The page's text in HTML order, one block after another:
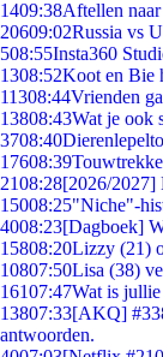
1409:38Aftellen naar
20609:02Russia vs
508:55Insta360
1308:52Koot en Bie
11308:44Vrienden
13808:43Wat je ook
3708:40
17608:39
2108:28[2026/2027]
15008:25"Niche"-
4008:23[Dagboek]
15808:20Lizzy (21)
10807:50Lisa (38)
16107:47Wat is
13807:33[AKQ]
antwoorden.